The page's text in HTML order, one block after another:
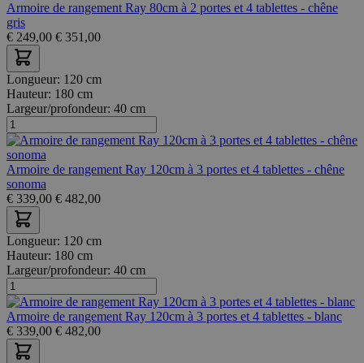
Armoire de rangement Ray 80cm à 2 portes et 4 tablettes - chêne
gris
€ 249,00 € 351,00
Longueur: 120 cm
Hauteur: 180 cm
Largeur/profondeur: 40 cm
Armoire de rangement Ray 120cm à 3 portes et 4 tablettes - chêne
sonoma
€ 339,00 € 482,00
Longueur: 120 cm
Hauteur: 180 cm
Largeur/profondeur: 40 cm
Armoire de rangement Ray 120cm à 3 portes et 4 tablettes - blanc
€ 339,00 € 482,00